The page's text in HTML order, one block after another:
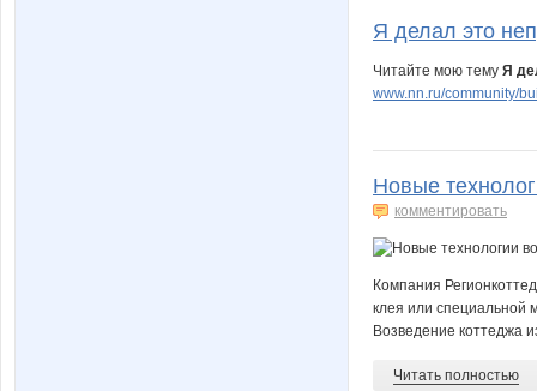
Я делал это
Читайте мою тему Я
www.nn.ru/community/
Новые
комментировать
Компания
клея или специальной
Возведение коттеджа
Читать полностью